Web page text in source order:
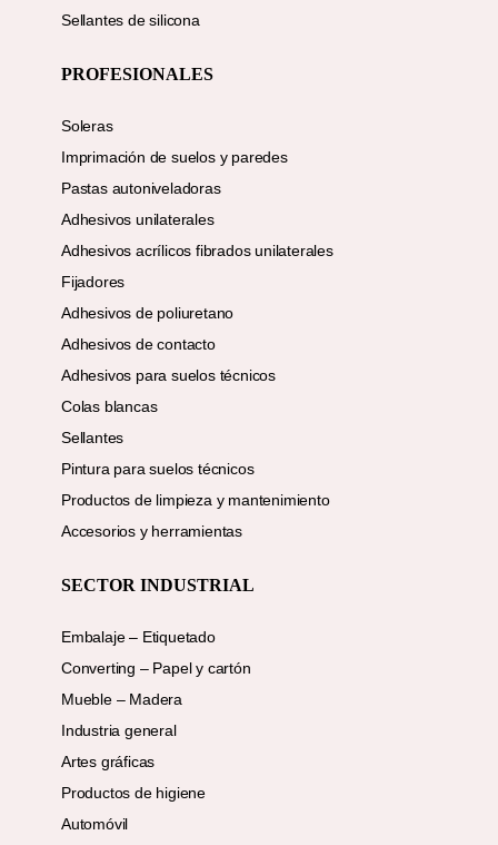
Sellantes de silicona
PROFESIONALES
Soleras
Imprimación de suelos y paredes
Pastas autoniveladoras
Adhesivos unilaterales
Adhesivos acrílicos fibrados unilaterales
Fijadores
Adhesivos de poliuretano
Adhesivos de contacto
Adhesivos para suelos técnicos
Colas blancas
Sellantes
Pintura para suelos técnicos
Productos de limpieza y mantenimiento
Accesorios y herramientas
SECTOR INDUSTRIAL
Embalaje – Etiquetado
Converting – Papel y cartón
Mueble – Madera
Industria general
Artes gráficas
Productos de higiene
Automóvil